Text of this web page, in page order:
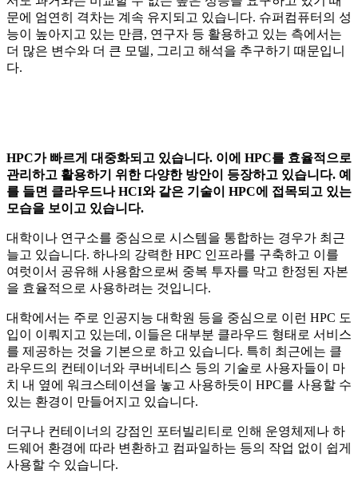
문에 엄연히 격차는 계속 유지되고 있습니다. 슈퍼컴퓨터의 성
능이 높아지고 있는 만큼, 연구자 등 활용하고 있는 측에서는
더 많은 변수와 더 큰 모델, 그리고 해석을 추구하기 때문입니
다.
HPC가 빠르게 대중화되고 있습니다. 이에 HPC를 효율적으로
관리하고 활용하기 위한 다양한 방안이 등장하고 있습니다. 예
를 들면 클라우드나 HCI와 같은 기술이 HPC에 접목되고 있는
모습을 보이고 있습니다.
대학이나 연구소를 중심으로 시스템을 통합하는 경우가 최근
늘고 있습니다. 하나의 강력한 HPC 인프라를 구축하고 이를
여럿이서 공유해 사용함으로써 중복 투자를 막고 한정된 자본
을 효율적으로 사용하려는 것입니다.
대학에서는 주로 인공지능 대학원 등을 중심으로 이런 HPC 도
입이 이뤄지고 있는데, 이들은 대부분 클라우드 형태로 서비스
를 제공하는 것을 기본으로 하고 있습니다. 특히 최근에는 클
라우드의 컨테이너와 쿠버네티스 등의 기술로 사용자들이 마
치 내 옆에 워크스테이션을 놓고 사용하듯이 HPC를 사용할 수
있는 환경이 만들어지고 있습니다.
더구나 컨테이너의 강점인 포터빌리티로 인해 운영체제나 하
드웨어 환경에 따라 변환하고 컴파일하는 등의 작업 없이 쉽게
사용할 수 있습니다.